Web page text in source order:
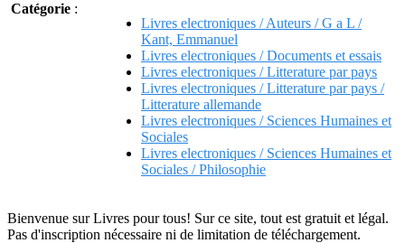
Catégorie :
Livres electroniques / Auteurs / G a L /
Kant, Emmanuel
Livres electroniques / Documents et essais
Livres electroniques / Litterature par pays
Livres electroniques / Litterature par pays /
Litterature allemande
Livres electroniques / Sciences Humaines et
Sociales
Livres electroniques / Sciences Humaines et
Sociales / Philosophie
Bienvenue sur Livres pour tous! Sur ce site, tout est gratuit et légal.
Pas d'inscription nécessaire ni de limitation de téléchargement.